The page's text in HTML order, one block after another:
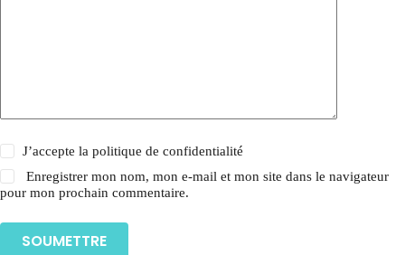
J’accepte lapolitique de confidentialité
Enregistrer mon nom, mon e-mail et mon site dans le navigateur
pour mon prochain commentaire.
SOUMETTRE